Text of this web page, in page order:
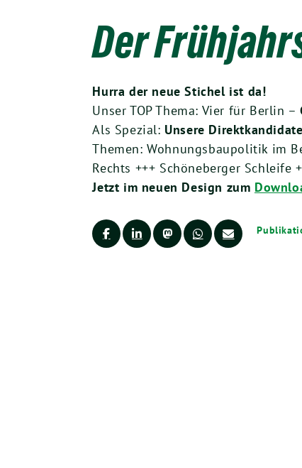
Der
Hurra der neue Stichel ist da!
Unser TOP Thema: Vier für Berlin –
Als Spezial: Unsere
Themen: Wohnungsbaupolitik im
Rechts +++ Schöneberger Schleife
Jetzt im neuen Design zum